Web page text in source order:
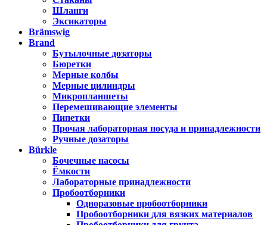
Шланги
Эксикаторы
Brämswig
Brand
Бутылочные дозаторы
Бюретки
Мерные колбы
Мерные цилиндры
Микропланшеты
Перемешивающие элементы
Пипетки
Прочая лабораторная посуда и принадлежности
Ручные дозаторы
Bürkle
Бочечные насосы
Ёмкости
Лабораторные принадлежности
Пробоотборники
Одноразовые пробоотборники
Пробоотборники для вязких материалов